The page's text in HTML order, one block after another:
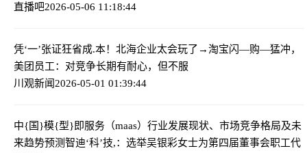
直播吧2026-05-06 11:18:44
凭‘一’张证狂省成.本！北海企业太会玩了→淘宝闪—购—猛冲，
美团员工：对竞争长期有耐心，但不服
川观新闻2026-05-01 01:39:44
中{国}模{型}即服务（maas）行业发展现状、市场竞争格局及未
来趋势预测智迪‘科’技,：选举吴银彩女士为第四届董事会职工代